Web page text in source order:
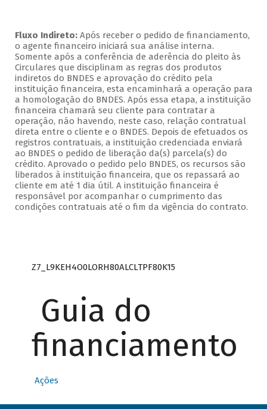
Fluxo Indireto: Após receber o pedido de financiamento,
o agente financeiro iniciará sua análise interna.
Somente após a conferência de aderência do pleito às
Circulares que disciplinam as regras dos produtos
indiretos do BNDES e aprovação do crédito pela
instituição financeira, esta encaminhará a operação para
a homologação do BNDES. Após essa etapa, a instituição
financeira chamará seu cliente para contratar a
operação, não havendo, neste caso, relação contratual
direta entre o cliente e o BNDES. Depois de efetuados os
registros contratuais, a instituição credenciada enviará
ao BNDES o pedido de liberação da(s) parcela(s) do
crédito. Aprovado o pedido pelo BNDES, os recursos são
liberados à instituição financeira, que os repassará ao
cliente em até 1 dia útil. A instituição financeira é
responsável por acompanhar o cumprimento das
condições contratuais até o fim da vigência do contrato.
Z7_L9KEH4O0LORH80ALCLTPF80K15
Guia do
financiamento
Ações